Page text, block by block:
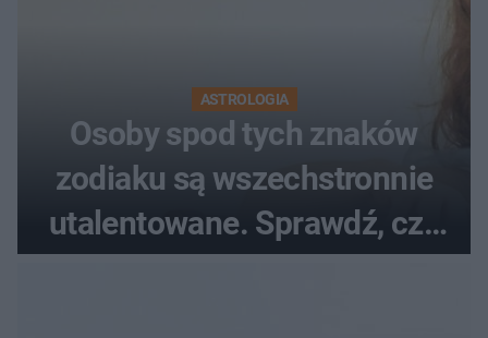
ASTROLOGIA
Osoby spod tych znaków
zodiaku są wszechstronnie
utalentowane. Sprawdź, czy
twój znak znajduje się na